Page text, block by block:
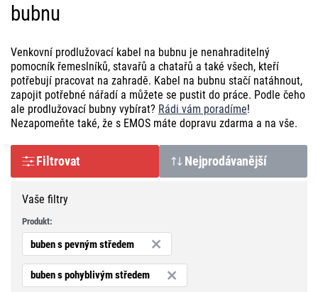
bubnu
Venkovní prodlužovací kabel na bubnu je nenahraditelný
pomocník řemeslníků, stavařů a chatařů a také všech, kteří
potřebují pracovat na zahradě. Kabel na bubnu stačí natáhnout,
zapojit potřebné nářadí a můžete se pustit do práce. Podle čeho
ale prodlužovací bubny vybírat? Rádi vám poradíme!
Nezapomeňte také, že s EMOS máte dopravu zdarma a na vše.
Filtrovat Nejprodávanější
Vaše filtry
Produkt:
buben s pevným středem
buben s pohyblivým středem